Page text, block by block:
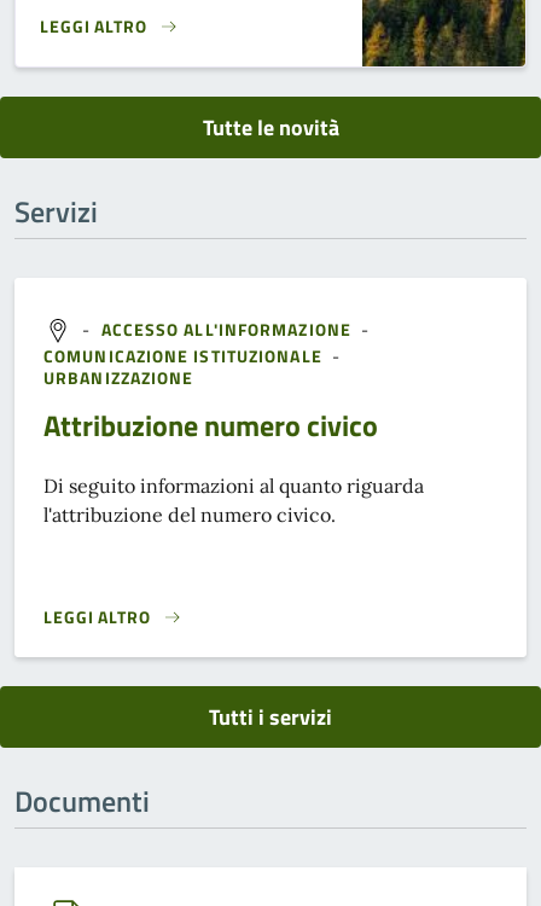
LEGGI ALTRO
BANDO RESIDENZIALITÀ MONTAGNA CHE SI RIVOLGE AI
Tutte le novità
Servizi
- ACCESSO ALL'INFORMAZIONE -
COMUNICAZIONE ISTITUZIONALE -
URBANIZZAZIONE
Attribuzione numero civico
Di seguito informazioni al quanto riguarda
l'attribuzione del numero civico.
LEGGI ALTRO
ATTRIBUZIONE NUMERO CIVICO}
Tutti i servizi
Documenti